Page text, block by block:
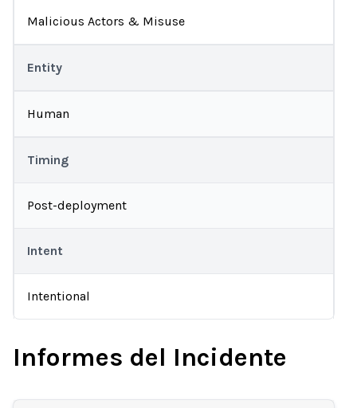
Malicious Actors & Misuse
Entity
Human
Timing
Post-deployment
Intent
Intentional
Informes del Incidente